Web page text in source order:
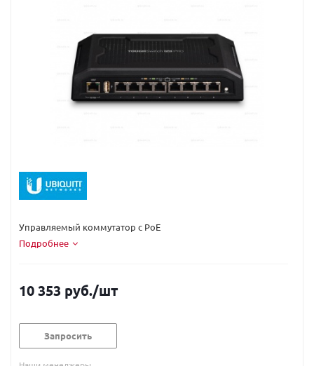
Управляемый коммутатор с PoE
Подробнее
10 353 руб./шт
Запросить